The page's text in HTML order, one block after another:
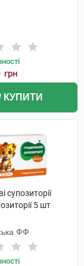
грн
КУПИТИ
супозиторії
5 шт
ФФ